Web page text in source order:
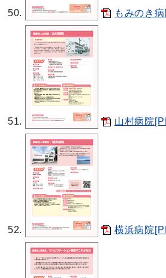
もみのき
山村病院
横浜病院